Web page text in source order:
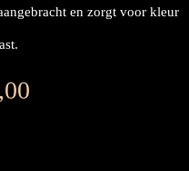
en zorgt voor kleur